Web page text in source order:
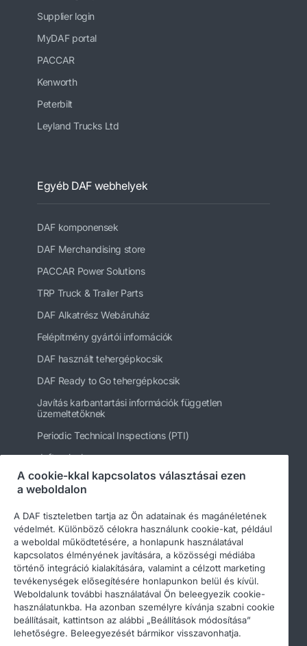
Supplier login
MyDAF portal
PACCAR
Kenworth
Peterbilt
Leyland Trucks Ltd
Egyéb DAF webhelyek
DAF komponensek
DAF Merchandising store
PACCAR Power Solutions
TRP Truck & Trailer Parts
DAF Alkatrész Webáruház
Felépítmény gyártói információk
DAF használt tehergépkocsik
DAF Ready to Go tehergépkocsik
Javítás karbantartási információk független
üzemeltetőknek
Periodic Technical Inspections (PTI)
daftrucks.hu
Egyéb DAF webhelyek
© 2026 DAF Legal notice
Privacy statement
A cookie-kkal kapcsolatos választásai ezen
a weboldalon
A DAF tiszteletben tartja az Ön adatainak és magánéletének
védelmét. Különböző célokra használunk cookie-kat, például
a weboldal működtetésére, a honlapunk használatával
kapcsolatos élményének javítására, a közösségi médiába
történő integráció kialakítására, valamint a célzott marketing
tevékenységek elősegítésére honlapunkon belül és kívül.
Weboldalunk további használatával Ön beleegyezik cookie-
használatunkba. Ha azonban személyre kívánja szabni cookie
beállításait, kattintson az alábbi „Beállítások módosítása”
lehetőségre. Beleegyezését bármikor visszavonhatja.